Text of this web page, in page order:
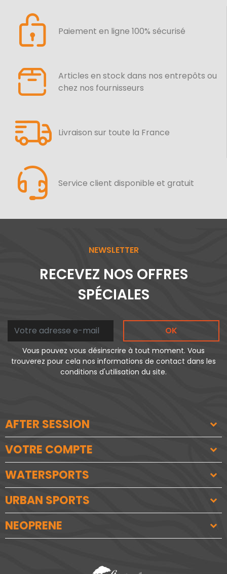
Paiement en ligne 100% sécurisé
Articles en stock dans nos entrepôts ou
chez nos fournisseurs
Livraison sur toute la France
Service client disponible et gratuit
NEWSLETTER
RECEVEZ NOS OFFRES
SPÉCIALES
OK
Vous pouvez vous désinscrire à tout moment. Vous
trouverez pour cela nos informations de contact dans les
conditions d'utilisation du site.
AFTER SESSION
VOTRE COMPTE
WATERSPORTS
URBAN SPORTS
NEOPRENE